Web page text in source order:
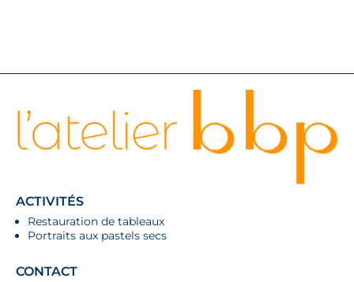
ACTIVITÉS
Restauration de tableaux
Portraits aux pastels secs
CONTACT